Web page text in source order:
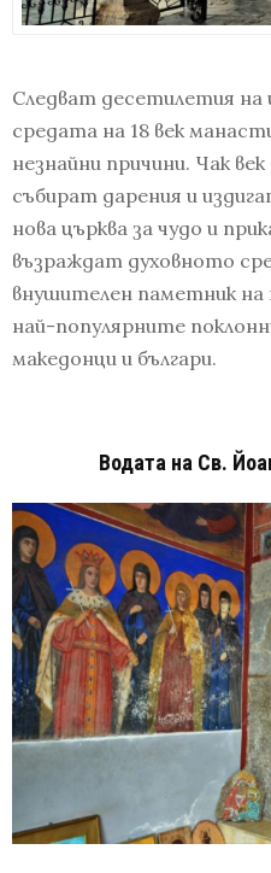
Следват десетилетия на
средата на 18 век
незнайни причини. Чак
събират дарения и
нова църква за чудо и
възраждат духовното
внушителен паметник на
най-популярните
македонци и българи.
Водата на Св.